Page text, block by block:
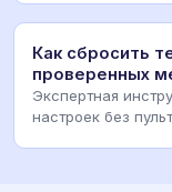
Как сбросить
проверенных
Экспертная
настроек без